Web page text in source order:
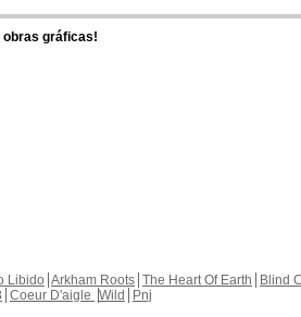
obras gráficas!
Libido Arkham Roots The Heart Of Earth Blind
Coeur D'aigle Wild
Pnj